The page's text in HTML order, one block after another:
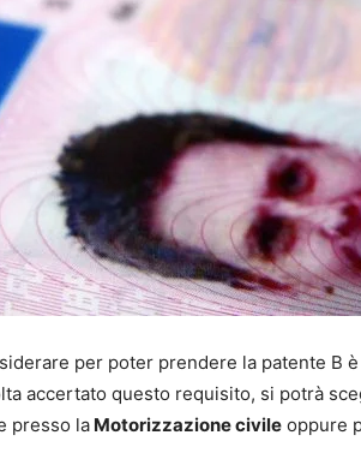
per poter prendere la patente B
accertato questo requisito, si potrà
presso la Motorizzazione civile oppure